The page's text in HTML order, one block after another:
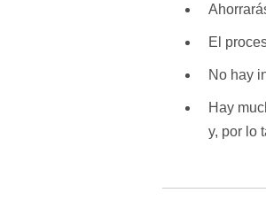
El
No hay
Hay
y, por lo